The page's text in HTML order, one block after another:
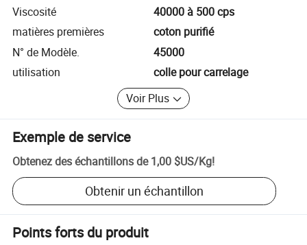
Viscosité
40000 à 500 cps
matières premières
coton purifié
N° de Modèle.
45000
utilisation
colle pour carrelage
Voir Plus
Exemple de service
Obtenez des échantillons de 1,00 $US/Kg!
Obtenir un échantillon
Points forts du produit